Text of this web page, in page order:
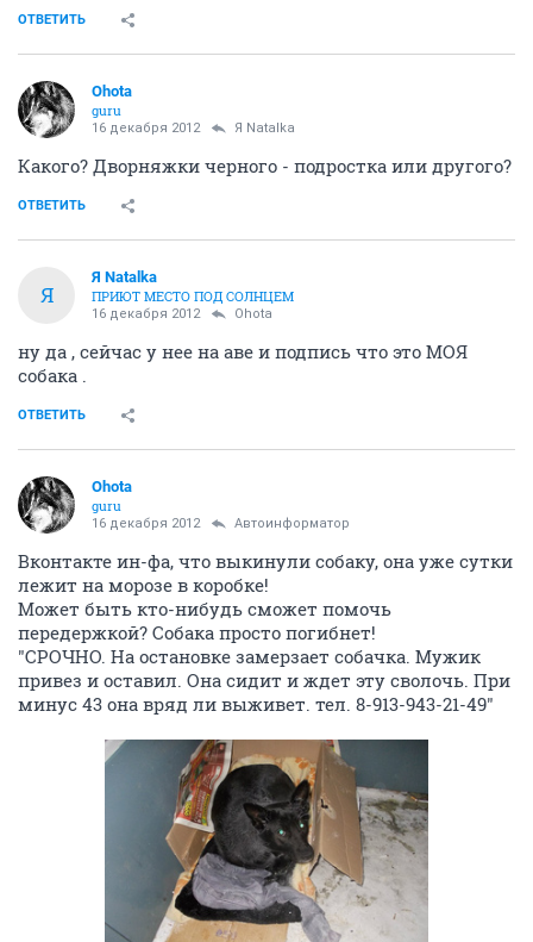
ОТВЕТИТЬ
Ohota
guru
16 декабря 2012 Я Natalka
Какого? Дворняжки черного - подростка или другого?
ОТВЕТИТЬ
Я
Я Natalka
ПРИЮТ МЕСТО ПОД СОЛНЦЕМ
16 декабря 2012 Ohota
ну да , сейчас у нее на аве и подпись что это МОЯ
собака .
ОТВЕТИТЬ
Ohota
guru
16 декабря 2012 Автоинформатор
Вконтакте ин-фа, что выкинули собаку, она уже сутки
лежит на морозе в коробке!
Может быть кто-нибудь сможет помочь
передержкой? Собака просто погибнет!
"СРОЧНО. На остановке замерзает собачка. Мужик
привез и оставил. Она сидит и ждет эту сволочь. При
минус 43 она вряд ли выживет. тел. 8-913-943-21-49"